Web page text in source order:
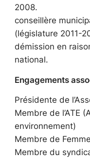
2008.
conseillère
(législature 2011-
démission en
national.
Engagements
Présidente de
Membre de l’ATE
environnement)
Membre de
Membre du